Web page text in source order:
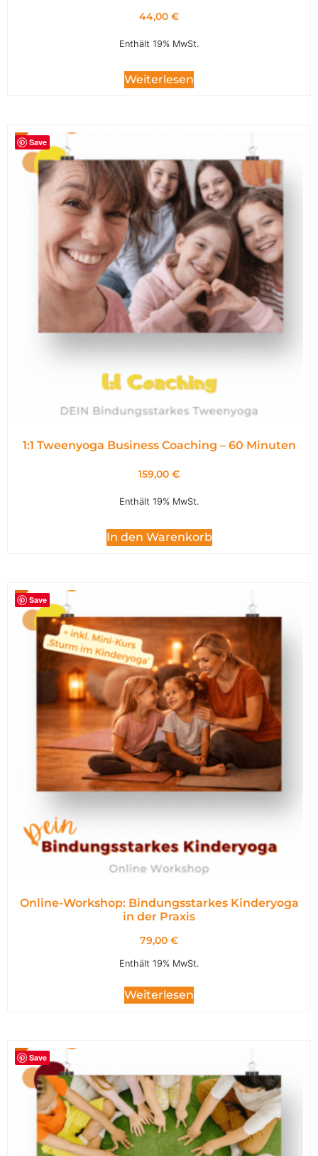
44,00 €
Enthält 19% MwSt.
Weiterlesen
Save
1:1 Tweenyoga Business Coaching – 60 Minuten
159,00 €
Enthält 19% MwSt.
In den Warenkorb
Save
Online-Workshop: Bindungsstarkes Kinderyoga
in der Praxis
79,00 €
Enthält 19% MwSt.
Weiterlesen
Save